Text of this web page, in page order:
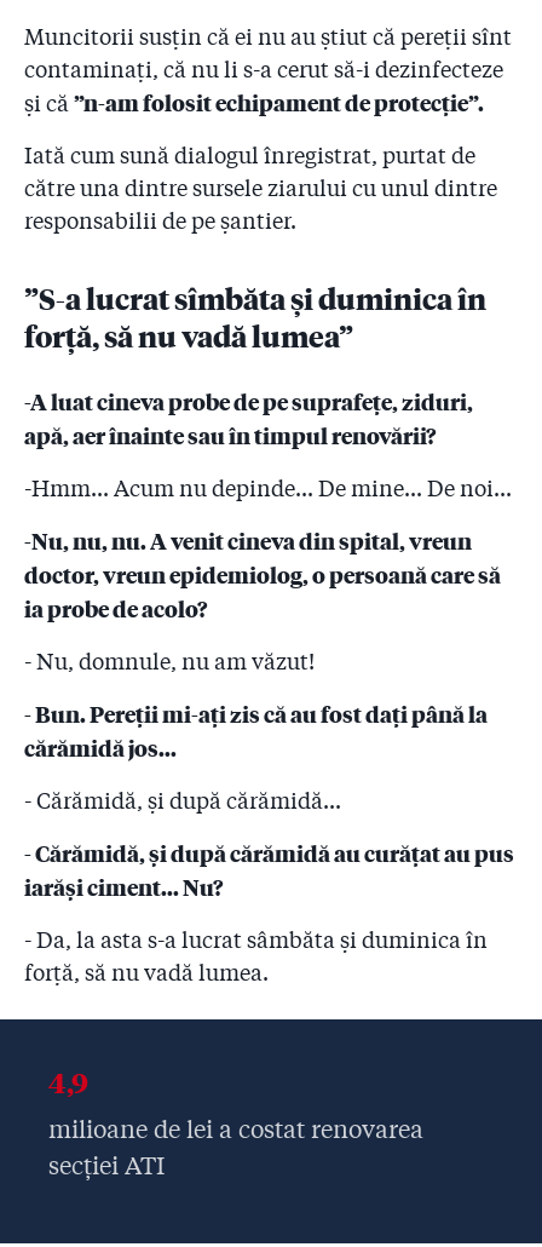
Muncitorii susțin că ei nu au știut că pereții sînt
contaminați, că nu li s-a cerut să-i dezinfecteze
și că ”n-am folosit echipament de protecție”.
Iată cum sună dialogul înregistrat, purtat de
către una dintre sursele ziarului cu unul dintre
responsabilii de pe șantier.
”S-a lucrat sîmbăta și duminica în
forță, să nu vadă lumea”
-A luat cineva probe de pe suprafețe, ziduri,
apă, aer înainte sau întimpul renovării?
-Hmm... Acum nu depinde... De mine... De noi...
-Nu, nu, nu. A venit cineva din spital, vreun
doctor, vreunepidemiolog, o persoană care să
ia probe de acolo?
- Nu, domnule, nu am văzut!
- Bun. Pereții mi-ați zis că au fost dați până la
cărămidă jos...
- Cărămidă, și după cărămidă...
- Cărămidă, și după cărămidă au curățat au pus
iarăși ciment... Nu?
- Da, la asta s-a lucrat sâmbăta și duminica în
forță, să nu vadă lumea.
4,9
milioane de lei a costat renovarea
secției ATI